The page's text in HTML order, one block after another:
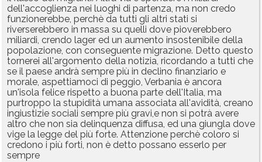
dell'accoglienza nei luoghi di partenza, ma non credo
funzionerebbe, perchè da tutti gli altri stati si
riverserebbero in massa su quelli dove pioverebbero
miliardi, crendo lager ed un aumento insostenibile della
popolazione, con conseguente migrazione. Detto questo
tornerei all'argomento della notizia, ricordando a tutti che
se il paese andrà sempre più in declino finanziario e
morale, aspettiamoci di peggio, Verbania è ancora
un'isola felice rispetto a buona parte dell'Italia, ma
purtroppo la stupidità umana associata all'avidità, creano
ingiustizie sociali sempre più gravi,e non si potrà avere
altro che non sia delinquenza diffusa, ed una giungla dove
vige la legge del più forte. Attenzione perchè coloro si
credono i più forti, non è detto possano esserlo per
sempre